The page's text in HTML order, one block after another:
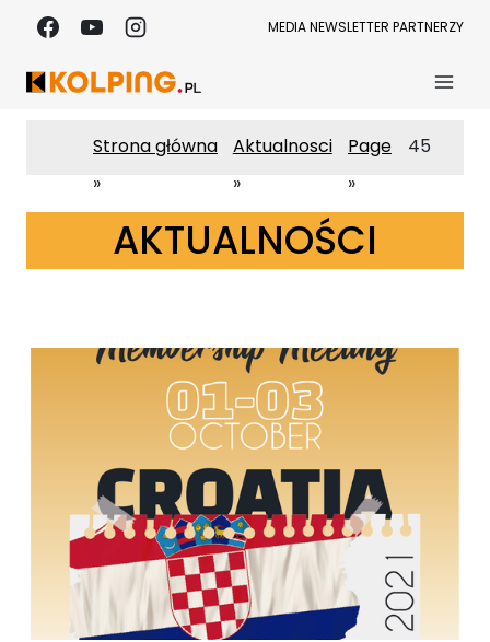
Przejdź
treści
MEDIANEWSLETTER PARTNERZY
Strona główna Aktualnosci Page 45
AKTUALNOŚCI